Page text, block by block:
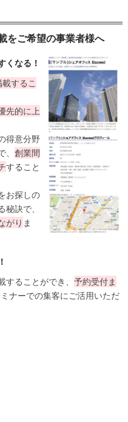
をご希望の事業者様へ
くなる！
するこ
先的に上
得意分野
創業間
すること
お探しの
訣で、
がり ま
ることができ、 予約受付ま
ナーでの集客にご活用いただ